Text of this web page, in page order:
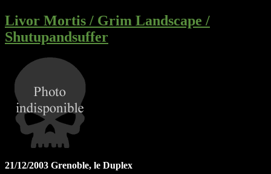
Livor Mortis / Grim Landscape /
Shutupandsuffer
21/12/2003 Grenoble, le Duplex